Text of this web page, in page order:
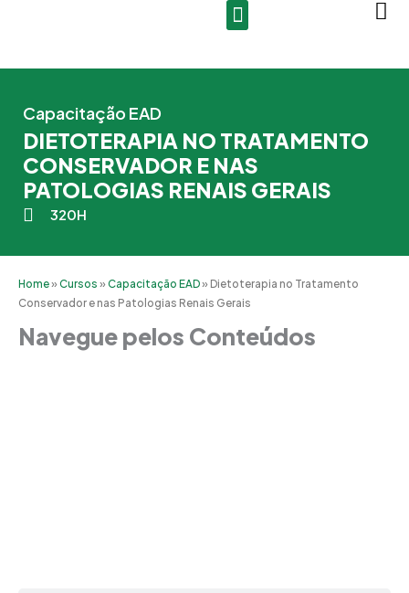
Capacitação EAD
DIETOTERAPIA NO TRATAMENTO
CONSERVADOR E NAS
PATOLOGIAS RENAIS GERAIS
320H
Home»Cursos »Capacitação EAD» Dietoterapia no Tratamento
Conservador e nas Patologias Renais Gerais
Navegue pelos Conteúdos